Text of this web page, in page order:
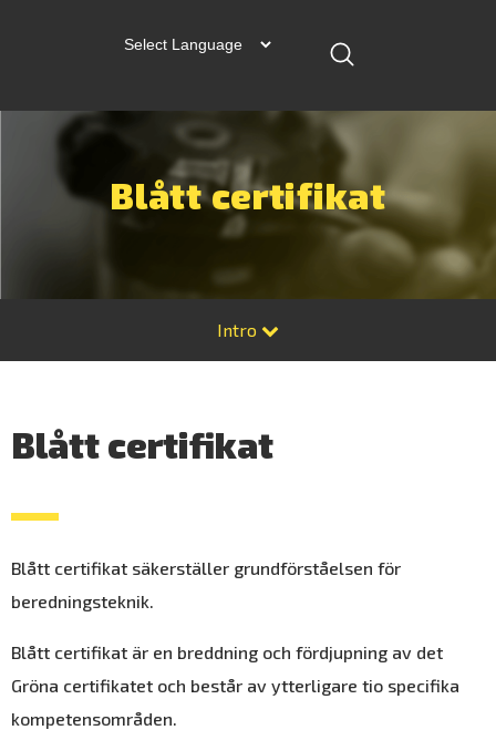
Blått certifikat
Intro
Blått certifikat
Blått certifikat säkerställer grundförståelsen för
beredningsteknik.
Blått certifikat är en breddning och fördjupning av det
Gröna certifikatet och består av ytterligare tio specifika
kompetensområden.